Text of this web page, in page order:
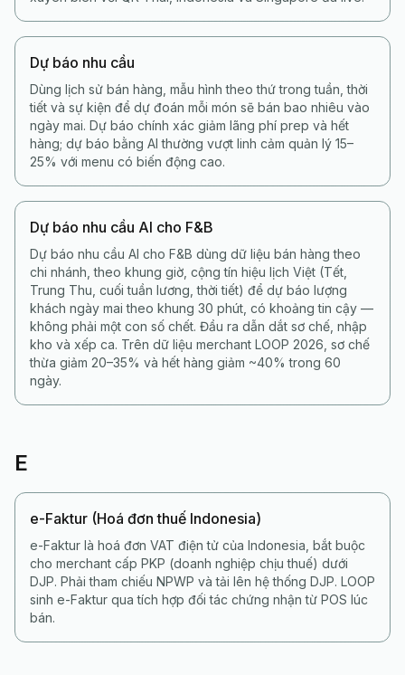
Dự báo nhu cầu
Dùng lịch sử bán hàng, mẫu hình theo thứ trong tuần, thời
tiết và sự kiện để dự đoán mỗi món sẽ bán bao nhiêu vào
ngày mai. Dự báo chính xác giảm lãng phí prep và hết
hàng; dự báo bằng AI thường vượt linh cảm quản lý 15–
25% với menu có biến động cao.
Dự báo nhu cầu AI cho F&B
Dự báo nhu cầu AI cho F&B dùng dữ liệu bán hàng theo
chi nhánh, theo khung giờ, cộng tín hiệu lịch Việt (Tết,
Trung Thu, cuối tuần lương, thời tiết) để dự báo lượng
khách ngày mai theo khung 30 phút, có khoảng tin cậy —
không phải một con số chết. Đầu ra dẫn dắt sơ chế, nhập
kho và xếp ca. Trên dữ liệu merchant LOOP 2026, sơ chế
thừa giảm 20–35% và hết hàng giảm ~40% trong 60
ngày.
E
e-Faktur (Hoá đơn thuế Indonesia)
e-Faktur là hoá đơn VAT điện tử của Indonesia, bắt buộc
cho merchant cấp PKP (doanh nghiệp chịu thuế) dưới
DJP. Phải tham chiếu NPWP và tải lên hệ thống DJP. LOOP
sinh e-Faktur qua tích hợp đối tác chứng nhận từ POS lúc
bán.